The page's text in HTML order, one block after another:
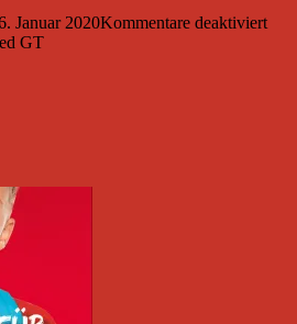
Januar 2020Kommentare deaktiviert
GT